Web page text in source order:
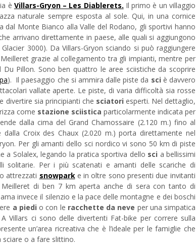
è Villars-Gryon – Les Diablerets. Il primo è un villaggio
naturale sempre esposta al sole. Qui, in una cornice
dal Monte Bianco alla Valle del Rodano, gli sportivi hanno
arrivano direttamente in paese, alle quali si aggiungono
3000). Da Villars-Gryon sciando si può raggiungere
grazie al collegamento tra gli impianti, mentre per
Du Pillon. Sono ben quattro le aree sciistiche da scoprire
). Il paesaggio che si ammira dalle piste da sci è davvero
vallate aperte. Le piste, di varia difficoltà sia rosse
divertire sia principianti che sciatori esperti. Nel dettaglio,
come stazione sciistica particolarmente indicata per
dalla cima del Grand Chamossaire (2.120 m.) fino al
Croix des Chaux (2.020 m.) porta direttamente nel
Per gli amanti dello sci nordico vi sono 50 km di piste
a Solalex, legando la pratica sportiva dello sci a bellissimi
solitarie. Per i più scatenati e amanti delle scariche di
attrezzati snowparke in oltre sono presenti due invitanti
di ben 7 km aperta anche di sera con tanto di
invece il silenzio e la pace delle montagne e dei boschi
a piedi o con le racchette da neve per una simpatica
Villars ci sono delle divertenti Fat-bike per correre sulla
un’area ricreativa che è l’ideale per le famiglie che
o a fare slittino.